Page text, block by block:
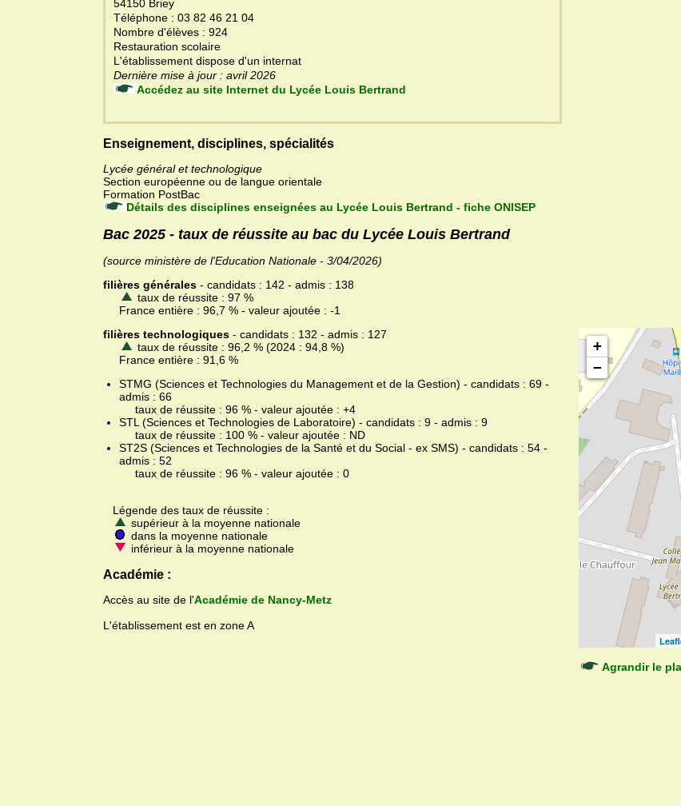
54150 Briey
Téléphone : 03 82 46 21 04
Nombre d'élèves : 924
Restauration scolaire
L'établissement dispose d'un internat
Dernière mise à jour : avril 2026
Accédez au site Internet du Lycée Louis Bertrand
Enseignement, disciplines, spécialités
Lycée général et technologique
Section européenne ou de langue orientale
Formation PostBac
Détails des disciplines enseignées au Lycée Louis Bertrand - fiche ONISEP
Bac 2025 - taux de réussite au bac du Lycée Louis Bertrand
(source ministère de l'Education Nationale - 3/04/2026)
filières générales - candidats : 142 - admis : 138
taux de réussite : 97 %
France entière : 96,7 % - valeur ajoutée : -1
filières technologiques - candidats : 132 - admis : 127
taux de réussite : 96,2 % (2024 : 94,8 %)
France entière : 91,6 %
STMG (Sciences et Technologies du Management et de la Gestion) - candidats : 69 -
admis : 66
taux de réussite : 96 % - valeur ajoutée : +4
STL (Sciences et Technologies de Laboratoire) - candidats : 9 - admis : 9
taux de réussite : 100 % - valeur ajoutée : ND
ST2S (Sciences et Technologies de la Santé et du Social - ex SMS) - candidats : 54 -
admis : 52
taux de réussite : 96 % - valeur ajoutée : 0
Légende des taux de réussite :
supérieur à la moyenne nationale
dans la moyenne nationale
inférieur à la moyenne nationale
Académie :
Accès au site de l'Académie de Nancy-Metz
L'établissement est en zone A
+
−
Agrandir le